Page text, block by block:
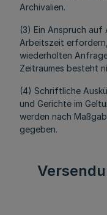
Archivalien.
(3) Ein Anspruch
Arbeitszeit
wiederholten
Zeitraumes besteht
(4) Schriftliche
und Gerichte im
werden nach
gegeben.